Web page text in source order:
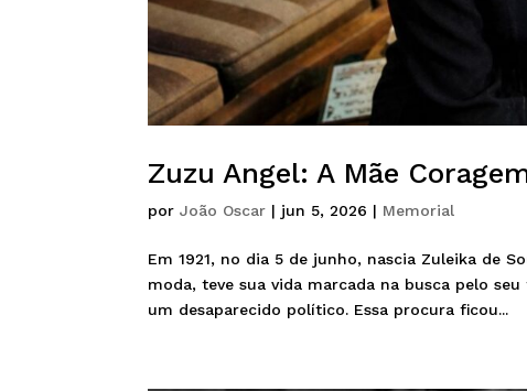
Zuzu Angel: A Mãe
porJoão Oscar | jun 5, 2026 | Memorial
Em 1921, no dia 5 de junho, nascia Zuleika de
moda, teve sua vida marcada na busca pelo
um desaparecido político. Essa procura ficou...